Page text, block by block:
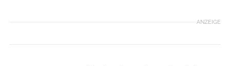
ANZEIGE